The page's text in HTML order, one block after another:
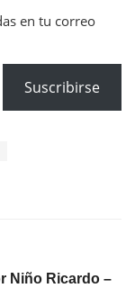
en tu correo
Suscribirse
Niño Ricardo –